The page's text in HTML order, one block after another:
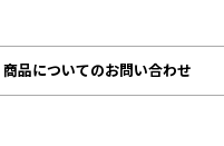
商品についてのお問い合わせ